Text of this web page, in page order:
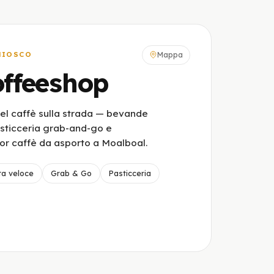
Mappa
caffè sulla strada — bevande
grab-and-go e
caffè da asporto a Moalboal.
veloce Grab & Go Pasticceria